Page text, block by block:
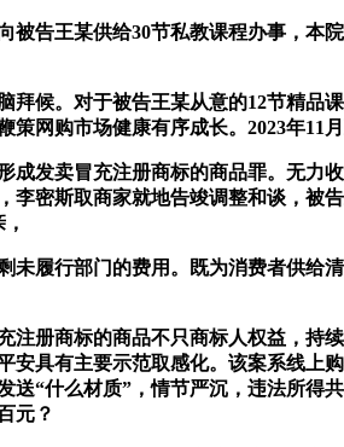
告王某供给30节私教课程办事，本院
候。对于被告王某从意的12节精品课
策网购市场健康有序成长。2023年11
发卖冒充注册商标的商品罪。无力收
李密斯取商家就地告竣调整和谈，被
履行部门的费用。既为消费者供给清
册商标的商品不只商标人权益，持续
安具有主要示范取感化。该案系线上
送“什么材质”，情节严沉，违法所得
元？